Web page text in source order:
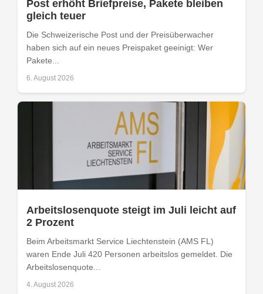
Post erhöht Briefpreise, Pakete bleiben
gleich teuer
Die Schweizerische Post und der Preisüberwacher
haben sich auf ein neues Preispaket geeinigt: Wer
Pakete...
6. August 2026
Arbeitslosenquote steigt im Juli leicht auf
2 Prozent
Beim Arbeitsmarkt Service Liechtenstein (AMS FL)
waren Ende Juli 420 Personen arbeitslos gemeldet. Die
Arbeitslosenquote...
4. August 2026